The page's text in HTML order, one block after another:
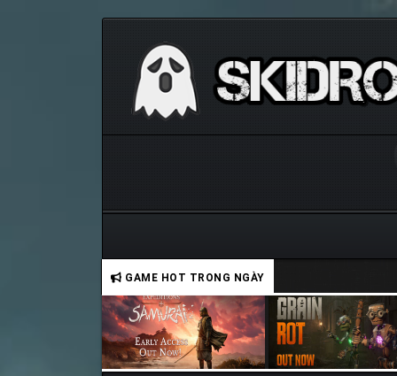
GAME HOT TRONG NGÀY